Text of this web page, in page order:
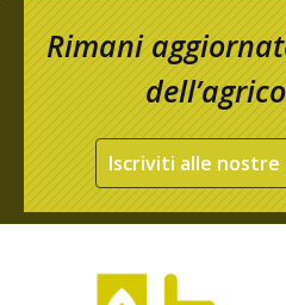
Rimani
Iscriviti alle